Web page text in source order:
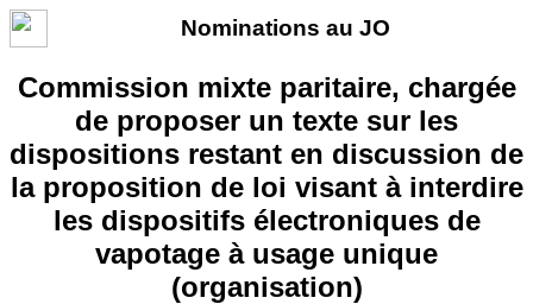
Nominations au JO
Commission mixte paritaire, chargée
de proposer un texte sur les
dispositions restant en discussion de
la proposition de loi visant à interdire
les dispositifs électroniques de
vapotage à usage unique
(organisation)